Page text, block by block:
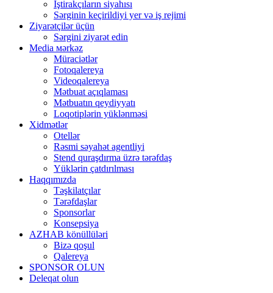
İştirakçıların siyahısı
Sərginin keçirildiyi yer və iş rejimi
Ziyarətçilər üçün
Sərgini ziyarət edin
Media мərkəz
Müraciətlər
Fotoqalereya
Videoqalereya
Mətbuat açıqlaması
Mətbuatın qeydiyyatı
Loqotiplərin yüklənməsi
Xidmətlər
Otellər
Rəsmi səyahət agentliyi
Stend quraşdırma üzrə tərəfdaş
Yüklərin çatdırılması
Haqqımızda
Təşkilatçılar
Tərəfdaşlar
Sponsorlar
Konsepsiya
AZHAB könüllüləri
Bizə qoşul
Qalereya
SPONSOR OLUN
Deleqat olun